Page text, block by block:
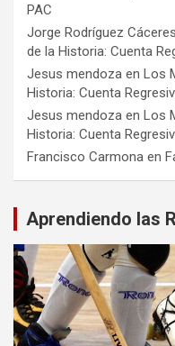
PAC
Jorge Rodríguez Cáceres
de la Historia: Cuenta
Jesus mendoza en Los
Historia: Cuenta
Jesus mendoza en Los
Historia: Cuenta
Francisco Carmona en
Aprendiendo las